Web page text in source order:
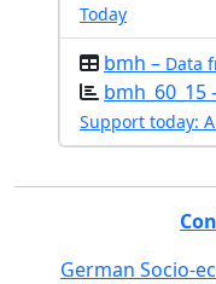
Today
bmh – Data
bmh_60_15
Support today:
German Socio-